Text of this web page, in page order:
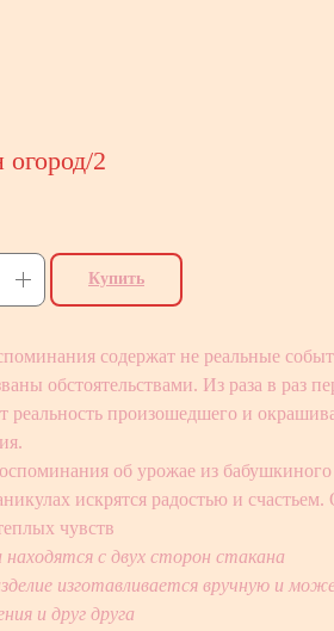
огород/2
Купить
содержат не реальные
обстоятельствами. Из раза в раз
реальность произошедшего и
об урожае из бабушкиного
искрятся радостью и
чувств
находятся с двух сторон стакана
изготавливается вручную и
и друг друга